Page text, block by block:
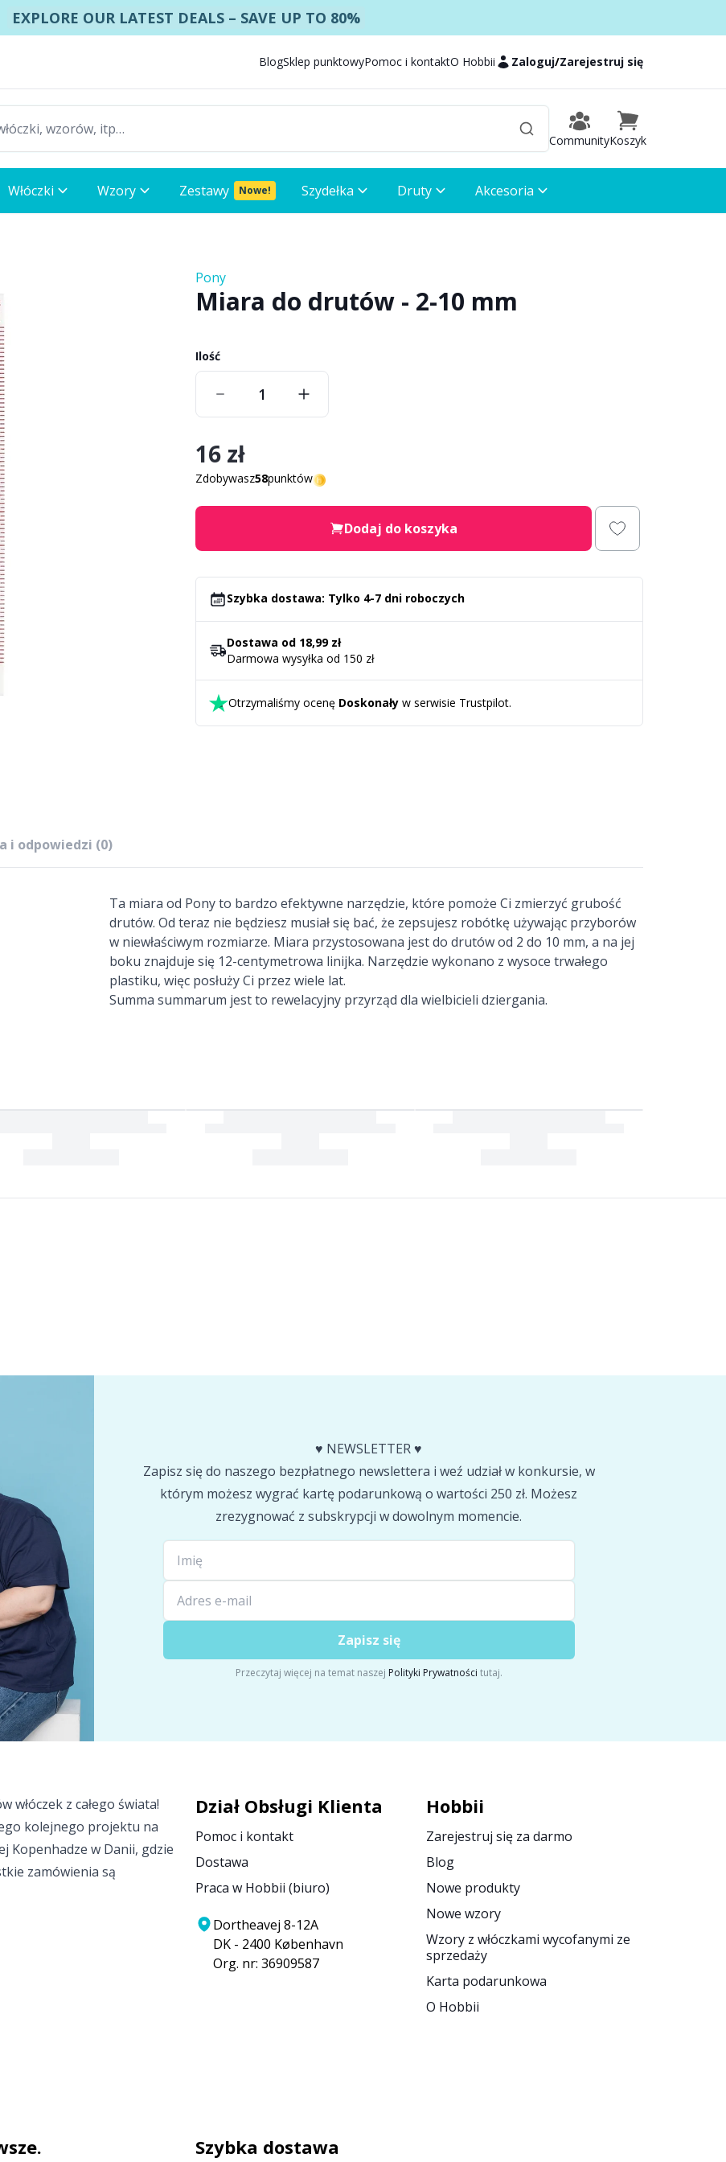
EXPLORE OUR LATEST DEALS – SAVE UP TO 80%
BlogSklep punktowyPomoc i kontaktO Hobbii Zaloguj/Zarejestruj się
CommunityKoszyk
Włóczki Wzory Zestawy Nowe! Szydełka Druty Akcesoria
Pony
Miara do drutów - 2-10 mm
Ilość
16 zł
Zdobywasz58punktów
Dodaj do koszyka
Szybka dostawa: Tylko 4-7 dni roboczych
Dostawa od 18,99 zł
Darmowa wysyłka od 150 zł
Otrzymaliśmy ocenę Doskonały w serwisie Trustpilot.
i odpowiedzi (0)
Ta miara od Pony to bardzo efektywne narzędzie, które pomoże Ci zmierzyć grubość
drutów. Od teraz nie będziesz musiał się bać, że zepsujesz robótkę używając przyborów
w niewłaściwym rozmiarze. Miara przystosowana jest do drutów od 2 do 10 mm, a na jej
boku znajduje się 12-centymetrowa linijka. Narzędzie wykonano z wysoce trwałego
plastiku, więc posłuży Ci przez wiele lat.
Summa summarum jest to rewelacyjny przyrząd dla wielbicieli dziergania.
♥️ NEWSLETTER ♥️
Zapisz się do naszego bezpłatnego newslettera i weź udział w konkursie, w
którym możesz wygrać kartę podarunkową o wartości 250 zł. Możesz
zrezygnować z subskrypcji w dowolnym momencie.
Zapisz się
Przeczytaj więcej na temat naszej Polityki Prywatności tutaj.
włóczek z całego świata!
kolejnego projektu na
Kopenhadze w Danii, gdzie
zamówienia są
Dział Obsługi Klienta
Pomoc i kontakt
Dostawa
Praca w Hobbii (biuro)
Dortheavej 8-12A
DK - 2400 København
Org. nr: 36909587
Hobbii
Zarejestruj się za darmo
Blog
Nowe produkty
Nowe wzory
Wzory z włóczkami wycofanymi ze
sprzedaży
Karta podarunkowa
O Hobbii
Szybka dostawa